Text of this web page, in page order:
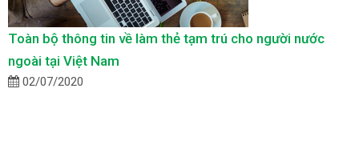
Toàn bộ thông tin về làm thẻ tạm trú cho người nước
ngoài tại Việt Nam
02/07/2020